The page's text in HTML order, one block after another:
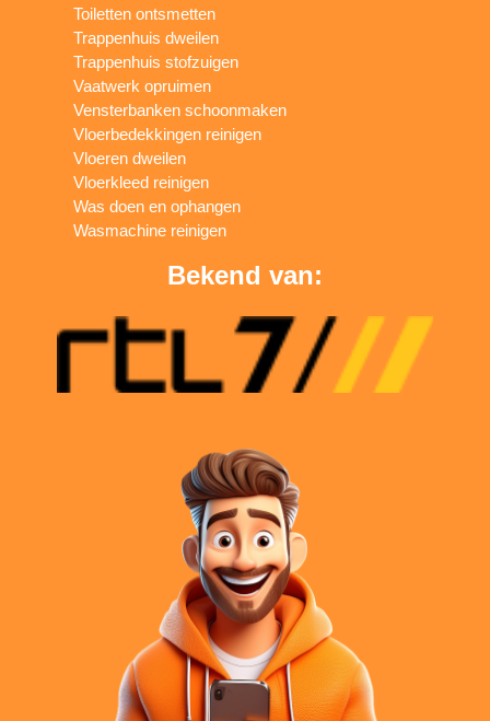
Toiletten ontsmetten
Trappenhuis dweilen
Trappenhuis stofzuigen
Vaatwerk opruimen
Vensterbanken schoonmaken
Vloerbedekkingen reinigen
Vloeren dweilen
Vloerkleed reinigen
Was doen en ophangen
Wasmachine reinigen
Bekend van: